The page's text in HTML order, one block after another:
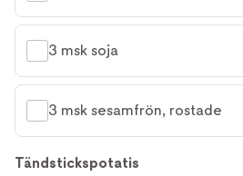
3 msk soja
3 msk sesamfrön, rostade
Tändstickspotatis